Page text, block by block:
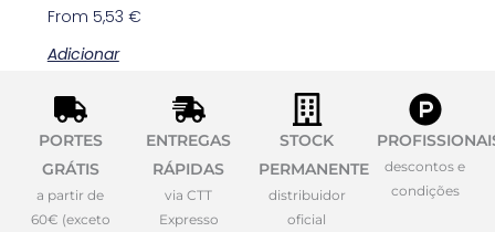
From 5,53 €
Adicionar
PORTES
GRÁTIS
a partir de
60€ (exceto
ENTREGAS
RÁPIDAS
via CTT
Expresso
STOCK
PERMANENTE
distribuidor
oficial
descontos e
condições